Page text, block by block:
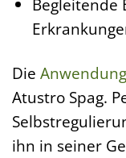
Begleitende
Die
Atustro Spag.
ihn in seiner